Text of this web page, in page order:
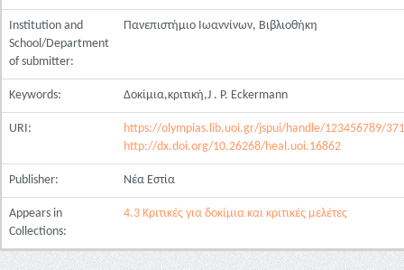
Institution and
School/Department
of submitter:
Πανεπιστήμιο Ιωαννίνων, Βιβλιοθήκη
Keywords: Δοκίμια,κριτική,J . P. Eckermann
URI:
https://olympias.lib.uoi.gr/jspui/handle/123456789/
http://dx.doi.org/10.26268/heal.uoi.16862
Publisher: Νέα Εστία
Appears in
Collections:
4.3 Κριτικές για δοκίμια και κριτικές μελέτες